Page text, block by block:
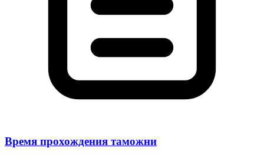
Время прохождения таможни